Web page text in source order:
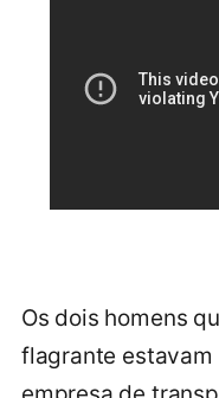
Os dois homens
flagrante estavam